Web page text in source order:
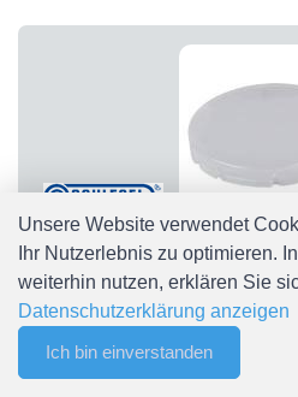
Merkliste
T22RRWS Tasterkappe flach,
Schlegel
CHF 0.30
Sofort lieferbar
Unsere Website verwendet
Ihr Nutzerlebnis zu optimieren.
weiterhin nutzen, erklären Sie
Datenschutzerklärung anzeigen
Ich bin einverstanden